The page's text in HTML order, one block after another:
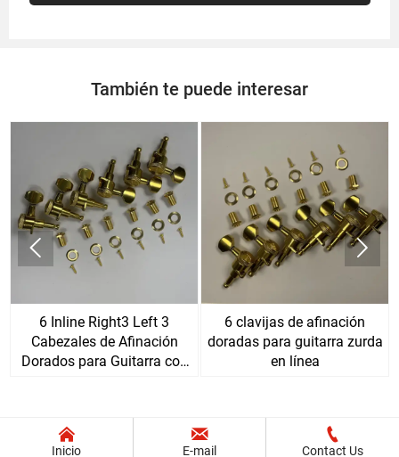
También te puede interesar
6 Inline Right3 Left 3
Cabezales de Afinación
Dorados para Guitarra con
6 clavijas de afinación
doradas para guitarra zurda
en línea
 

Inicio

E-mail

Contact Us